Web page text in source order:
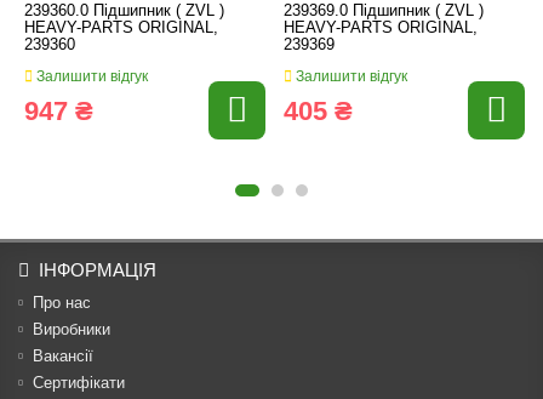
239360.0 Підшипник ( ZVL )
HEAVY-PARTS ORIGINAL,
239360
Залишити відгук
947 ₴
239369.0 Підшипник ( ZVL )
HEAVY-PARTS ORIGINAL,
239369
Залишити відгук
405 ₴
ІНФОРМАЦІЯ
Про нас
Виробники
Вакансії
Сертифікати